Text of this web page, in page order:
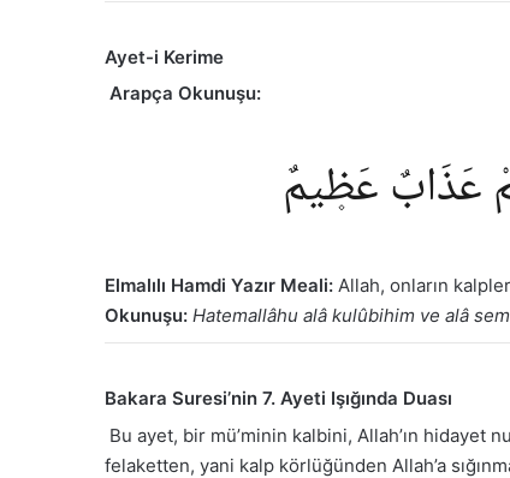
Ayet-i Kerime
Arapça Okunuşu:
عَذَابٌ عَظ۪يمٌ
Elmalılı Hamdi Yazır Meali: Allah, onların
Okunuşu: Hatemallâhu alâ kulûbihim ve alâ
Bakara Suresi’nin 7. Ayeti Işığında Duası
Bu ayet, bir mü’minin kalbini, Allah’ın hidayet
felaketten, yani kalp körlüğünden Allah’a